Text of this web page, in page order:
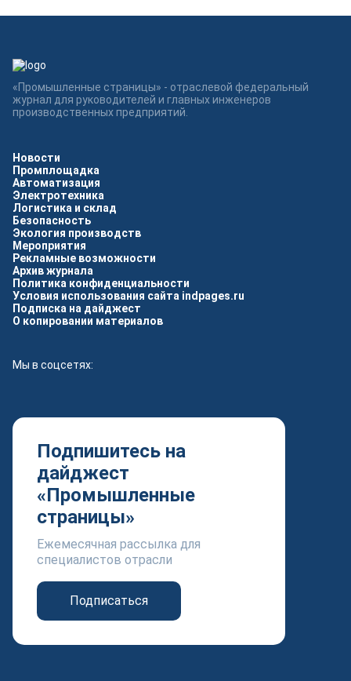
Новости
Промплощадка
Автоматизация
Электротехника
Логистика и склад
Безопасность
Экология производств
Мероприятия
Рекламные возможности
Архив журнала
Политика конфиденциальности
Условия использования сайта indpages.ru
Подписка на дайджест
О копировании материалов
Мы в соцсетях:
Подпишитесь на
дайджест
«Промышленные
страницы»
Ежемесячная рассылка для
специалистов отрасли
Подписаться
«Промышленные страницы» - отраслевой федеральный
журнал для руководителей и главных инженеров
производственных предприятий.